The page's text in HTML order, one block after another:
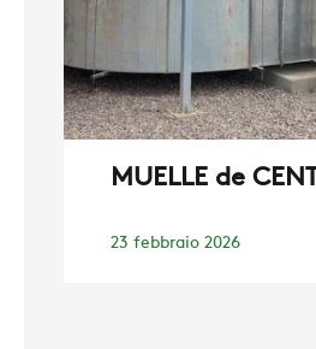
MUELLE de
23 febbraio 2026